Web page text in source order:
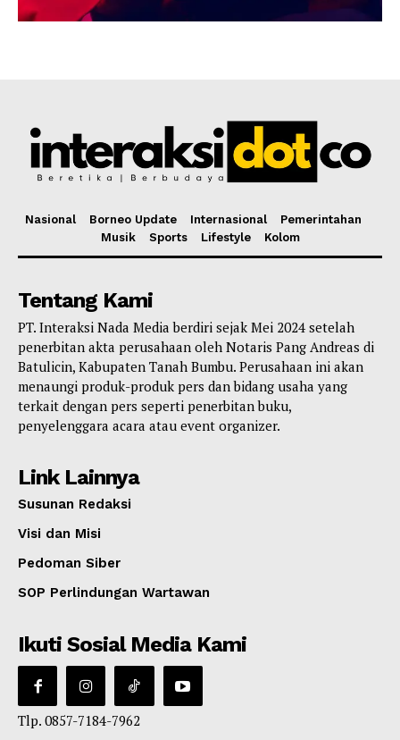
Nasional Borneo Update Internasional
Pemerintahan
Musik
Sports Lifestyle Kolom
Tentang Kami
PT. Interaksi Nada Media berdiri sejak Mei 2024 setelah
penerbitan akta perusahaan oleh Notaris Pang Andreas di
Batulicin, Kabupaten Tanah Bumbu. Perusahaan ini akan
menaungi produk-produk pers dan bidang usaha yang
terkait dengan pers seperti penerbitan buku,
penyelenggara acara atau event organizer.
Link Lainnya
Susunan Redaksi
Visi dan Misi
Pedoman Siber
SOP Perlindungan Wartawan
Ikuti Sosial Media Kami
Tlp. 0857-7184-7962